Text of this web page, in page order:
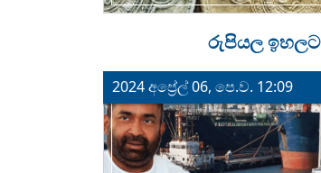
රුපියල ඉහලට
2024 අප්‍රේල් 06, පෙ.ව. 12:09